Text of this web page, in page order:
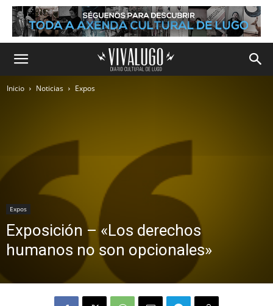
Inicio Noticias Expos
Expos
Exposición – «Los derechos
humanos no son opcionales»